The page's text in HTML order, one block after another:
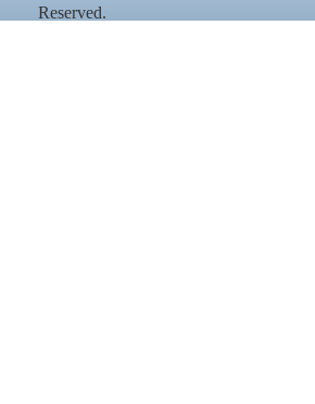
Reserved.